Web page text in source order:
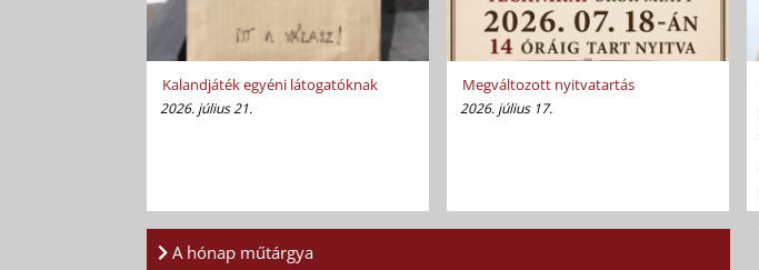
Kalandjáték egyéni látogatóknak
2026. július 21.
Megváltozott nyitvatartás
2026. július 17.
A hónap műtárgya